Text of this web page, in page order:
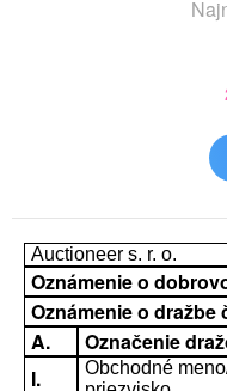
Auctioneer s. r. o.
Oznámenie o
Oznámenie o dražbe
A.
Označenie
I.
Obchodné